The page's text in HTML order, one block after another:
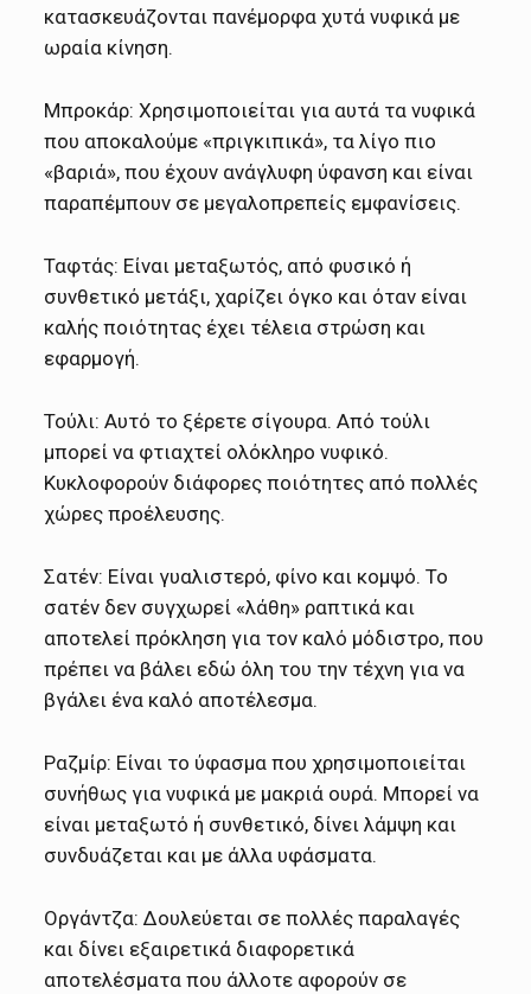
κατασκευάζονται πανέμορφα χυτά νυφικά με
ωραία κίνηση.
Μπροκάρ: Χρησιμοποιείται για αυτά τα νυφικά
που αποκαλούμε «πριγκιπικά», τα λίγο πιο
«βαριά», που έχουν ανάγλυφη ύφανση και είναι
παραπέμπουν σε μεγαλοπρεπείς εμφανίσεις.
Ταφτάς: Είναι μεταξωτός, από φυσικό ή
συνθετικό μετάξι, χαρίζει όγκο και όταν είναι
καλής ποιότητας έχει τέλεια στρώση και
εφαρμογή.
Τούλι: Αυτό το ξέρετε σίγουρα. Από τούλι
μπορεί να φτιαχτεί ολόκληρο νυφικό.
Κυκλοφορούν διάφορες ποιότητες από πολλές
χώρες προέλευσης.
Σατέν: Είναι γυαλιστερό, φίνο και κομψό. Το
σατέν δεν συγχωρεί «λάθη» ραπτικά και
αποτελεί πρόκληση για τον καλό μόδιστρο, που
πρέπει να βάλει εδώ όλη του την τέχνη για να
βγάλει ένα καλό αποτέλεσμα.
Ραζμίρ: Είναι το ύφασμα που χρησιμοποιείται
συνήθως για νυφικά με μακριά ουρά. Μπορεί να
είναι μεταξωτό ή συνθετικό, δίνει λάμψη και
συνδυάζεται και με άλλα υφάσματα.
Οργάντζα: Δουλεύεται σε πολλές παραλαγές
και δίνει εξαιρετικά διαφορετικά
αποτελέσματα που άλλοτε αφορούν σε